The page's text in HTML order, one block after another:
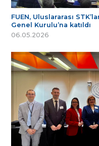
FUEN, Uluslararası
Genel Kurulu’na katıldı
06.05.2026